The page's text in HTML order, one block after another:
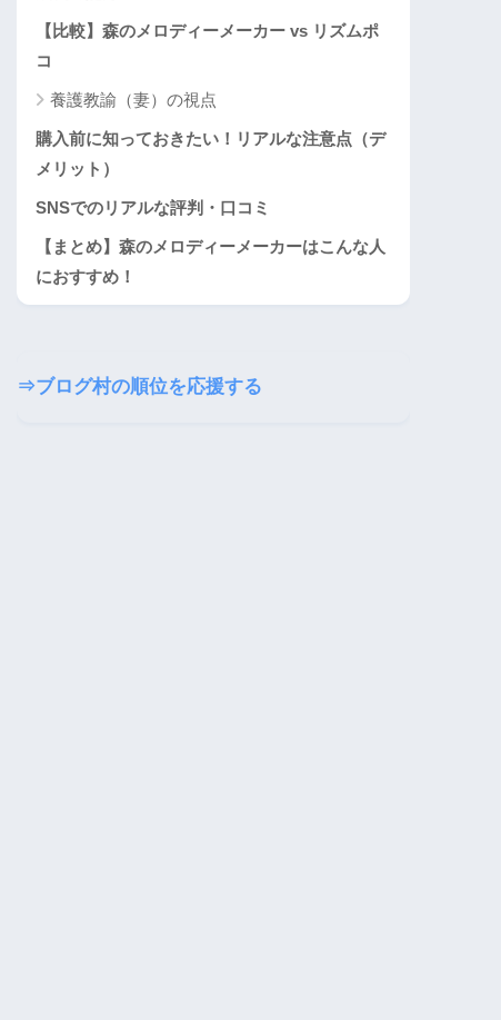
【比較】森のメロディーメーカー vs リズムポ
コ
養護教諭（妻）の視点
購入前に知っておきたい！リアルな注意点（デ
メリット）
SNSでのリアルな評判・口コミ
【まとめ】森のメロディーメーカーはこんな人
におすすめ！
⇒ブログ村の順位を応援する